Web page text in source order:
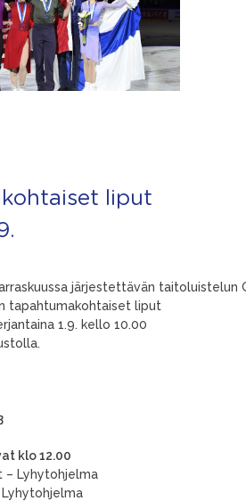
liput
järjestettävän taitoluistelun
tapahtumakohtaiset liput
1.9. kello 10.00
klo 12.00
– Lyhytohjelma
Lyhytohjelma